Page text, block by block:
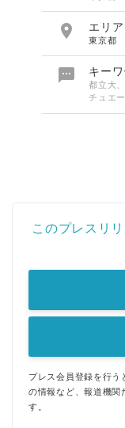
 エリア
東京都
 キーワ
都立大
チュエ
このプレスリ
プレス会員登録を行う
の情報など、報道機関
す。